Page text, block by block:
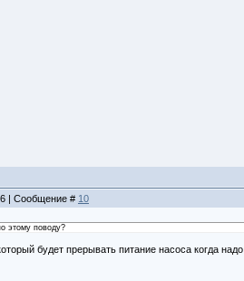
| Сообщение # 10
этому поводу?
будет прерывать питание насоса когда надо